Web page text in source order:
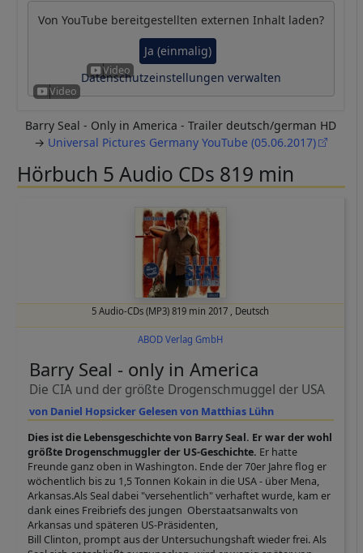
Von YouTube bereitgestellten externen Inhalt laden?
Ja (einmalig)
Datenschutzeinstellungen verwalten
Barry Seal - Only in America - Trailer deutsch/german HD
→ Universal Pictures Germany YouTube (05.06.2017)
Hörbuch 5 Audio CDs 819 min
5 Audio-CDs (MP3) 819 min 2017 Deutsch
ABOD Verlag GmbH
von Daniel Hopsicker Gelesen von Matthias Lühn
Barry Seal - only in America
Die CIA und der größte Drogenschmuggel der USA
Dies ist die Lebensgeschichte von Barry Seal. Er war der wohl
größte Drogenschmuggler der US-Geschichte. Er hatte
Freunde ganz oben in Washington. Ende der 70er Jahre flog er
wöchentlich bis zu 1,5 Tonnen Kokain in die USA - über Mena,
Arkansas.Als Seal dabei "versehentlich" verhaftet wurde, kam er
dank eines Freibriefs des jungen Oberstaatsanwalts von
Arkansas und späteren US-Präsidenten,
Bill Clinton, prompt aus der Untersuchungshaft wieder frei. Als